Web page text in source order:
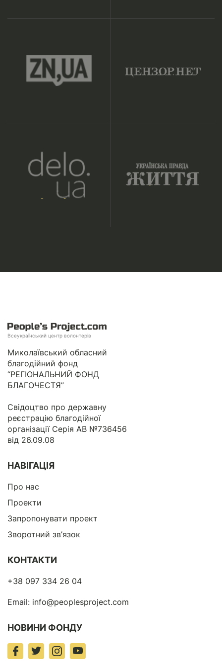
Всеукраїнський центр волонтерів
Миколаївський обласний
благодійний фонд
“РЕГІОНАЛЬНИЙ ФОНД
БЛАГОЧЕСТЯ”
Свідоцтво про державну
реєстрацію благодійної
організації Серія АВ №736456
від 26.09.08
НАВІГАЦІЯ
Про нас
Проекти
Запропонувати проект
Зворотний зв’язок
КОНТАКТИ
+38 097 334 26 04
Email: info@peoplesproject.com
НОВИНИ ФОНДУ